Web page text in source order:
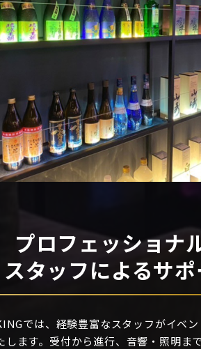
プロフェッショナ
スタッフによるサポ
では、経験豊富なスタッフがイベ
します。受付から進行、音響・照明ま